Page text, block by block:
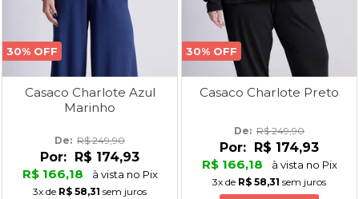
30% OFF
Casaco Charlote Azul
Marinho
De: R$ 249,90
Por:
R$ 174,93
R$ 166,18
à vista no Pix
3x de R$ 58,31 sem juros
30% OFF
Casaco Charlote Preto
De: R$ 249,90
Por:
R$ 174,93
R$ 166,18
à vista no Pix
3x de R$ 58,31 sem juros